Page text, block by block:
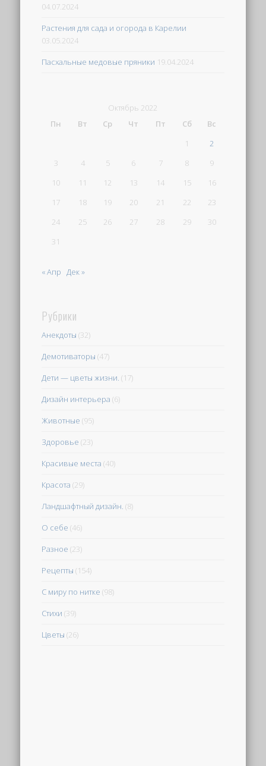
04.07.2024
Растения для сада и огорода в Карелии
03.05.2024
Пасхальные медовые пряники 19.04.2024
Октябрь 2022
Пн
Вт Ср Чт Пт Сб
Вс
1
2
3
4 5 6 7 8
9
10
11 12 13 14 15
16
17
18 19 20 21 22
23
24
25 26 27 28 29
30
31
« Апр Дек »
Рубрики
Анекдоты (32)
Демотиваторы (47)
Дети — цветы жизни. (17)
Дизайн интерьера (6)
Животные (95)
Здоровье (23)
Красивые места (40)
Красота (29)
Ландшафтный дизайн. (8)
О себе (46)
Разное (23)
Рецепты (154)
С миру по нитке (98)
Стихи (39)
Цветы (26)